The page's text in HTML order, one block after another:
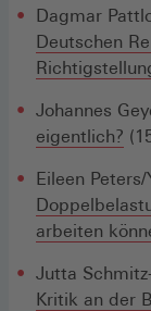
Dagmar
Deutschen
Johannes
eigentlich?
Eileen
arbeiten
Jutta
Kritik an der